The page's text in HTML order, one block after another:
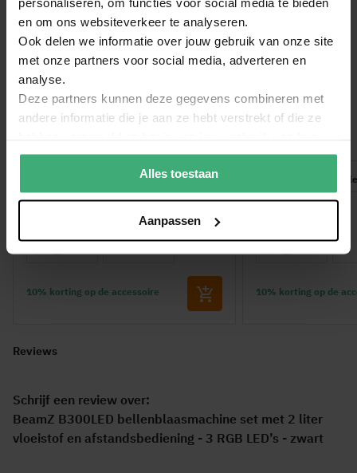
en om ons websiteverkeer te analyseren.
Ook delen we informatie over jouw gebruik van onze site
met onze partners voor social media, adverteren en
analyse.
Deze partners kunnen deze gegevens combineren met
andere informatie die je aan ze hebt verstrekt of die ze
services.
Alles toestaan
Aanpassen
BeamZ Bellenblaasvloeistof - 1L
Handleiding - BeamZ B300LED bellenblaasmachine -
160.322(1.58 MB)
Korting op 5 liter bellenblaasvloeistof!
10% korting op de accessoire
Korting op 1 liter
10% korting op de
Reviews
Schrijf een review over:
BeamZ B300LED bellenblaasmachine set met 2 liter
vloeistof en afstandsbediening - 3 RGB LED’s - zwart